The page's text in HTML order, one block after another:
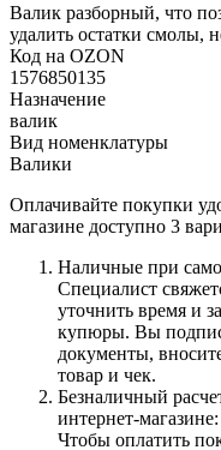
Валик разборный, что
удалить остатки смолы,
Код на OZON
1576850135
Назначение
валик
Вид номенклатуры
Валики
Оплачивайте покупки
магазине доступно 3
Наличные при
Специалист
уточнить время и
купюры. Вы
документы,
товар и чек.
Безналичный
интернет-
Чтобы оплатить